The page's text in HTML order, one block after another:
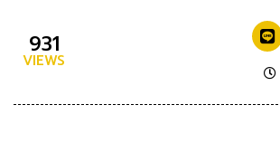
931
VIEWS